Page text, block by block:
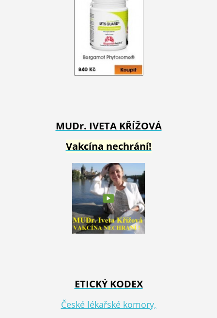
MUDr. IVETA KŘÍŽOVÁ
Vakcína nechrání!
ETICKÝ KODEX
České lékařské komory,